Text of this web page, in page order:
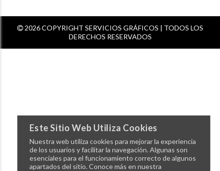
Este Sitio Web Utiliza Cookies
Nuestra web utiliza cookies para mejorar la experiencia
de los usuarios y facilitar la navegación. Algunas son
esenciales para el funcionamiento correcto de algunos
apartados del sitio. Conoce más en nuestra
2026 COPYRIGHT SERVICIOS GRÁFICOS | TODOS LOS
DERECHOS RESERVADOS